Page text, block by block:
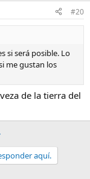
#20
si será posible. Lo
me gustan los
de la tierra del
aquí.